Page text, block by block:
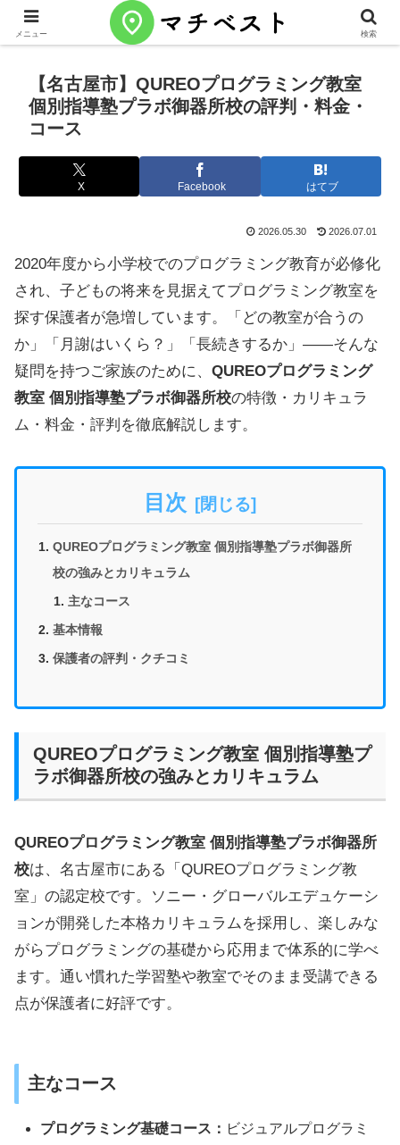
【名古屋市】QUREOプログラミング教室
個別指導塾プラボ御器所校の評判・料金・
コース
X Facebook はてブ
2026.05.30 2026.07.01
2020年度から小学校でのプログラミング教育が必修化
され、子どもの将来を見据えてプログラミング教室を
探す保護者が急増しています。「どの教室が合うの
か」「月謝はいくら？」「長続きするか」——そんな
疑問を持つご家族のために、 QUREOプログラミング
教室 個別指導塾プラボ御器所校の特徴・カリキュラ
ム・料金・評判を徹底解説します。
目次
QUREOプログラミング教室 個別指導塾プラボ御器所
校の強みとカリキュラム
主なコース
基本情報
保護者の評判・クチコミ
QUREOプログラミング教室 個別指導塾プ
ラボ御器所校の強みとカリキュラム
QUREOプログラミング教室 個別指導塾プラボ御器所
校は、名古屋市にある「QUREOプログラミング教
室」の認定校です。ソニー・グローバルエデュケーシ
ョンが開発した本格カリキュラムを採用し、楽しみな
がらプログラミングの基礎から応用まで体系的に学べ
ます。通い慣れた学習塾や教室でそのまま受講できる
点が保護者に好評です。
主なコース
プログラミング基礎コース： ビジュアルプログラミ
メニュー 検索